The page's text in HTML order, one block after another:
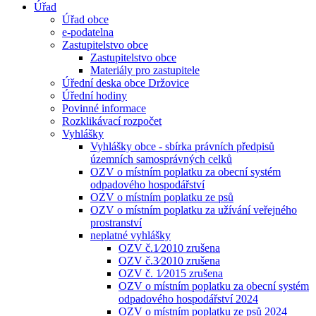
Úřad
Úřad obce
e-podatelna
Zastupitelstvo obce
Zastupitelstvo obce
Materiály pro zastupitele
Úřední deska obce Držovice
Úřední hodiny
Povinné informace
Rozklikávací rozpočet
Vyhlášky
Vyhlášky obce - sbírka právních předpisů
územních samosprávných celků
OZV o místním poplatku za obecní systém
odpadového hospodářství
OZV o místním poplatku ze psů
OZV o místním poplatku za užívání veřejného
prostranství
neplatné vyhlášky
OZV č.1⁄2010 zrušena
OZV č.3⁄2010 zrušena
OZV č. 1⁄2015 zrušena
OZV o místním poplatku za obecní systém
odpadového hospodářství 2024
OZV o místním poplatku ze psů 2024